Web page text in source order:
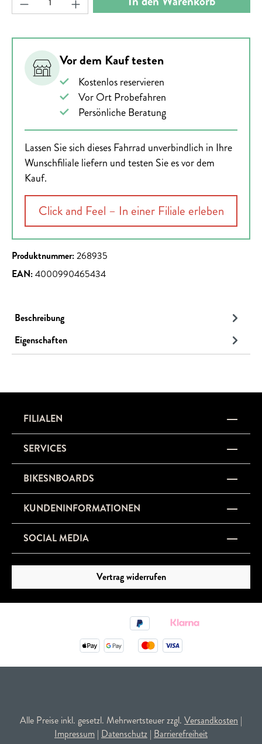
Vor dem Kauf testen
Kostenlos reservieren
Vor Ort Probefahren
Persönliche Beratung
Lassen Sie sich dieses Fahrrad unverbindlich in Ihre
Wunschfiliale liefern und testen Sie es vor dem
Kauf.
Click and Feel – In einer Filiale erleben
Produktnummer:268935
EAN:4000990465434
Beschreibung
Eigenschaften
FILIALEN
SERVICES
BIKESNBOARDS
KUNDENINFORMATIONEN
SOCIAL MEDIA
Vertrag widerrufen
Alle Preise inkl. gesetzl. Mehrwertsteuer zzgl. Versandkosten |
Impressum | Datenschutz | Barrierefreiheit